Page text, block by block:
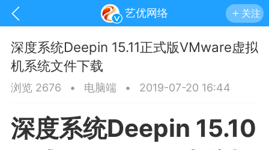
艺优网络 关注
深度系统Deepin 15.11正式版VMware虚拟
机系统文件下载
浏览 2676 • 电脑端 • 2019-07-20 16:44
深度系统Deepin 15.10